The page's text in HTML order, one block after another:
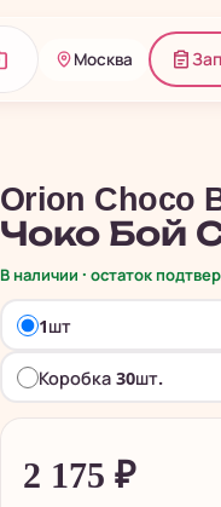
Москва
Orion Choco
Чоко Бой
В наличии · остаток
1шт
Коробка 30шт.
2 175 ₽